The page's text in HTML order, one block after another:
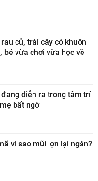
củ, trái cây có khuôn
bé vừa chơi vừa học về
diễn ra trong tâm trí
bất ngờ
vì sao mũi lợn lại ngắn?